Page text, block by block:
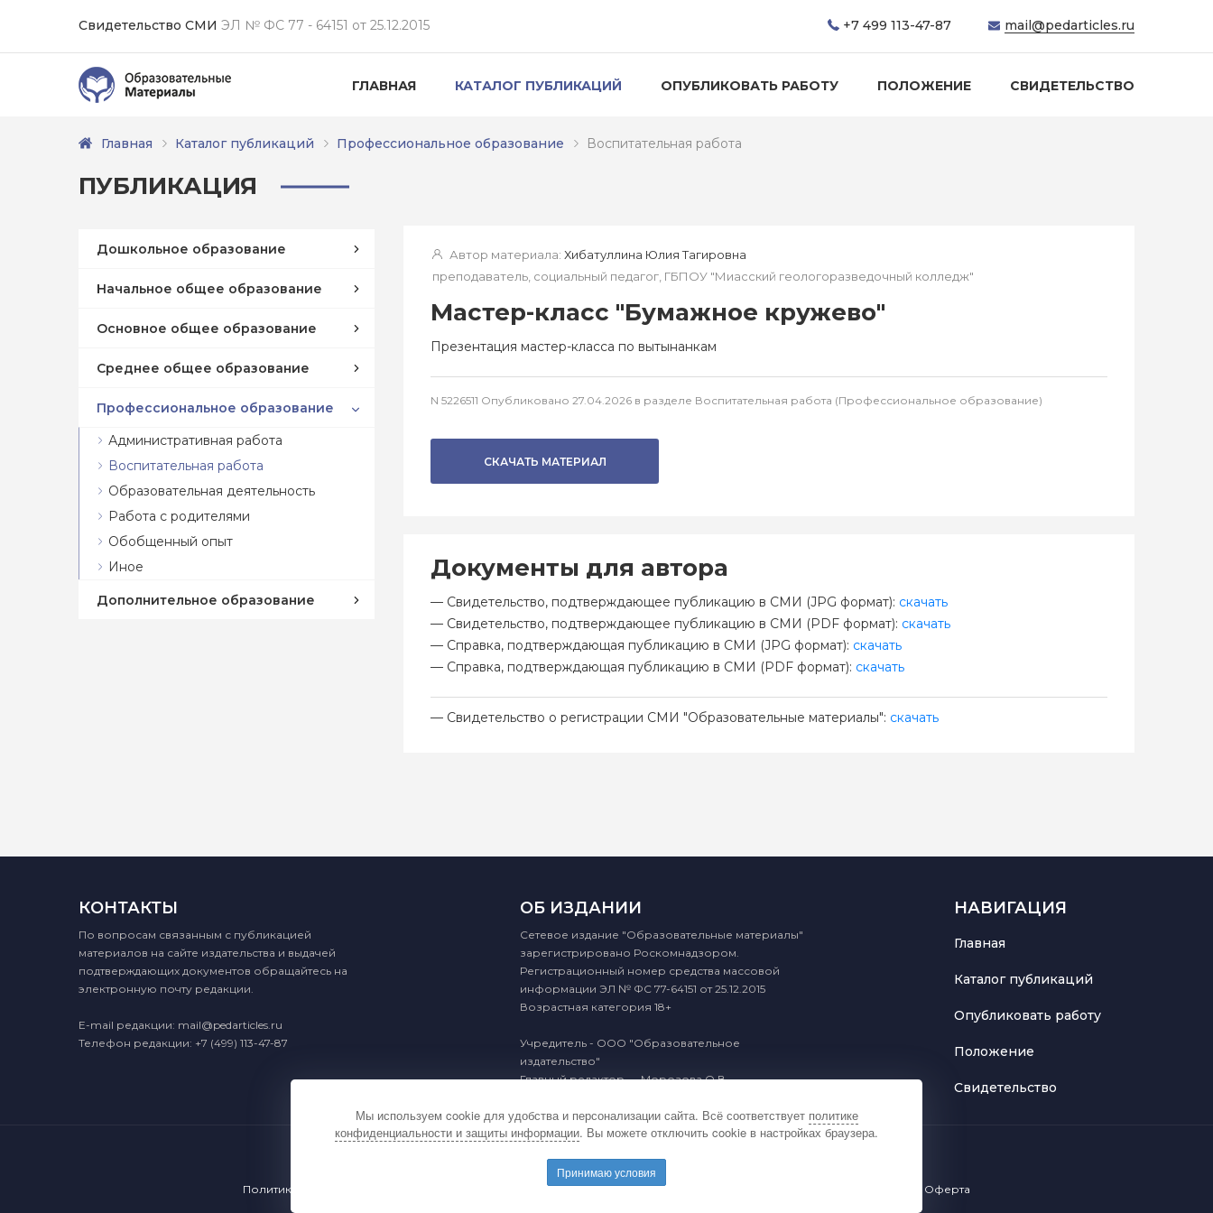
Свидетельство СМИ ЭЛ № ФС 77 - 64151 от 25.12.2015 +7 499 113-47-87 mail@pedarticles.ru
ГЛАВНАЯ КАТАЛОГ ПУБЛИКАЦИЙ ОПУБЛИКОВАТЬ РАБОТУ ПОЛОЖЕНИЕ СВИДЕТЕЛЬСТВО
Главная Каталог публикаций Профессиональное образование Воспитательная работа
ПУБЛИКАЦИЯ
Дошкольное образование
Начальное общее образование
Основное общее образование
Среднее общее образование
Профессиональное образование
Административная работа
Воспитательная работа
Образовательная деятельность
Работа с родителями
Обобщенный опыт
Иное
Дополнительное образование
Автор материала: Хибатуллина Юлия Тагировна
преподаватель, социальный педагог, ГБПОУ "Миасский геологоразведочный колледж"
Мастер-класс "Бумажное кружево"
Презентация мастер-класса по вытынанкам
N 5226511 Опубликовано 27.04.2026 в разделе Воспитательная работа (Профессиональное образование)
СКАЧАТЬ МАТЕРИАЛ
Документы для автора
— Свидетельство, подтверждающее публикацию в СМИ (JPG формат): скачать
— Свидетельство, подтверждающее публикацию в СМИ (PDF формат): скачать
— Справка, подтверждающая публикацию в СМИ (JPG формат): скачать
— Справка, подтверждающая публикацию в СМИ (PDF формат): скачать
— Свидетельство о регистрации СМИ "Образовательные материалы": скачать
КОНТАКТЫ
По вопросам связанным с публикацией
материалов на сайте издательства и выдачей
подтверждающих документов обращайтесь на
электронную почту редакции.
E-mail редакции: mail@pedarticles.ru
Телефон редакции: +7 (499) 113-47-87
ОБ ИЗДАНИИ
Сетевое издание "Образовательные материалы"
зарегистрировано Роскомнадзором.
Регистрационный номер средства массовой
информации ЭЛ № ФС 77-64151 от 25.12.2015
Возрастная категория 18+
Учредитель - ООО "Образовательное
издательство"
Главный редактор — Морозова О.В.
НАВИГАЦИЯ
Главная
Каталог публикаций
Опубликовать работу
Положение
Свидетельство
Политика конфиденциальности и защиты информации Соглашение об обработке персональных данных Оферта
Мы используем cookie для удобства и персонализации сайта. Всё соответствует политике
конфиденциальности и защиты информации. Вы можете отключить cookie в настройках браузера.
Принимаю условия